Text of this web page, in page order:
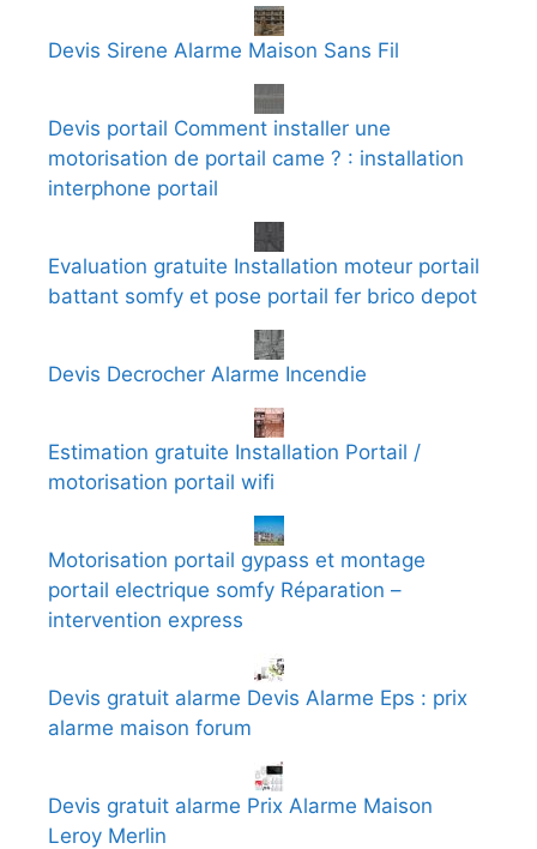
Devis Sirene Alarme Maison Sans Fil
Devis portail Comment installer une
motorisation de portail came ? : installation
interphone portail
Evaluation gratuite Installation moteur portail
battant somfy et pose portail fer brico depot
Devis Decrocher Alarme Incendie
Estimation gratuite Installation Portail /
motorisation portail wifi
Motorisation portail gypass et montage
portail electrique somfy Réparation –
intervention express
Devis gratuit alarme Devis Alarme Eps : prix
alarme maison forum
Devis gratuit alarme Prix Alarme Maison
Leroy Merlin